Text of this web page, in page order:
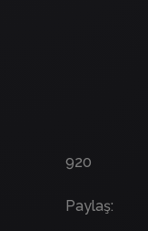
920
Paylaş: